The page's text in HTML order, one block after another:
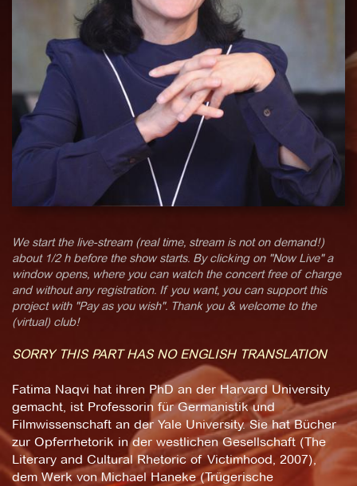
We start the live-stream (real time, stream is not on demand!)
about 1/2 h before the show starts. By clicking on "Now Live" a
window opens, where you can watch the concert free of charge
and without any registration. If you want, you can support this
project with "Pay as you wish". Thank you & welcome to the
(virtual) club!
SORRY THIS PART HAS NO ENGLISH TRANSLATION
Fatima Naqvi hat ihren PhD an der Harvard University
gemacht, ist Professorin für Germanistik und
Filmwissenschaft an der Yale University. Sie hat Bücher
zur Opferrhetorik in der westlichen Gesellschaft (The
Literary and Cultural Rhetoric of Victimhood, 2007),
dem Werk von Michael Haneke (Trügerische